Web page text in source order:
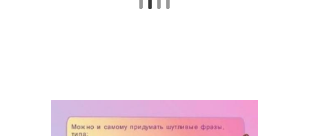
Сложная скороговорка Скороговорка в мире